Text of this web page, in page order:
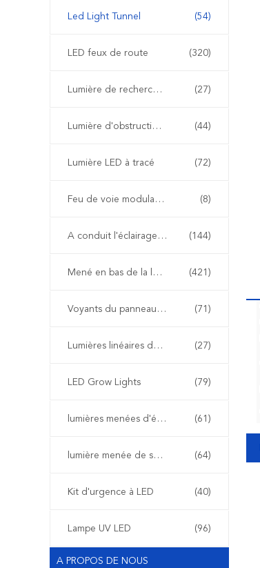
Led Light Tunnel (54)
LED feux de route (320)
Lumière de recherche à LED (27)
Lumière d'obstruction d'aviation de LED (44)
Lumière LED à tracé (72)
Feu de voie modulable (8)
A conduit l'éclairage extérieur paysage (144)
Mené en bas de la lumière (421)
Voyants du panneau de LED (71)
Lumières linéaires de LED (27)
LED Grow Lights (79)
lumières menées d'étape (61)
lumière menée de secours (64)
Kit d'urgence à LED (40)
Lampe UV LED (96)
A PROPOS DE NOUS